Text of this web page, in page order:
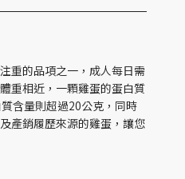
重的品項之一，成人每日需
重相近，一顆雞蛋的蛋白質
含量則超過20公克，同時
產銷履歷來源的雞蛋，讓您